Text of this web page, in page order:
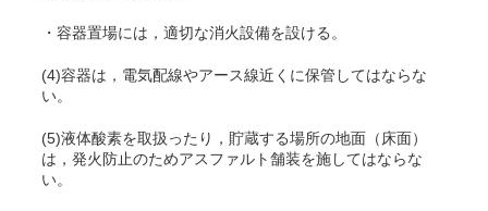
・容器置場には，適切な消火設備を設ける。
(4)容器は，電気配線やアース線近くに保管してはならな
い。
(5)液体酸素を取扱ったり，貯蔵する場所の地面（床面）
は，発火防止のためアスファルト舗装を施してはならな
い。